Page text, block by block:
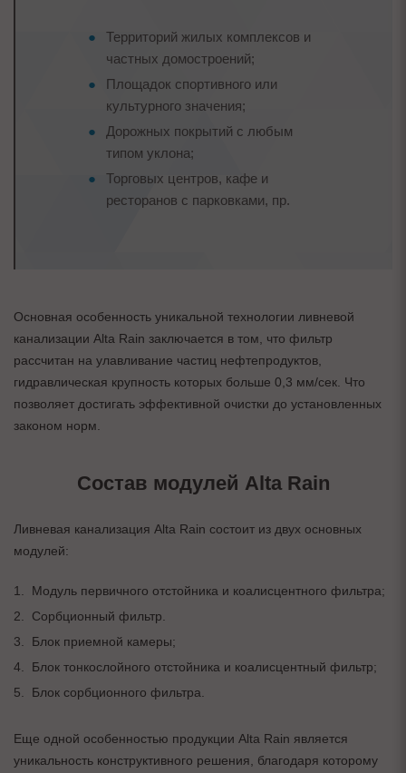
Территорий жилых комплексов и
частных домостроений;
Площадок спортивного или
культурного значения;
Дорожных покрытий с любым
типом уклона;
Торговых центров, кафе и
ресторанов с парковками, пр.
Основная особенность уникальной технологии ливневой
канализации Alta Rain заключается в том, что фильтр
рассчитан на улавливание частиц нефтепродуктов,
гидравлическая крупность которых больше 0,3 мм/сек. Что
позволяет достигать эффективной очистки до установленных
законом норм.
Состав модулей Alta Rain
Ливневая канализация Alta Rain состоит из двух основных
модулей:
Модуль первичного отстойника и коалисцентного фильтра;
Сорбционный фильтр.
Блок приемной камеры;
Блок тонкослойного отстойника и коалисцентный фильтр;
Блок сорбционного фильтра.
Еще одной особенностью продукции Alta Rain является
уникальность конструктивного решения, благодаря которому